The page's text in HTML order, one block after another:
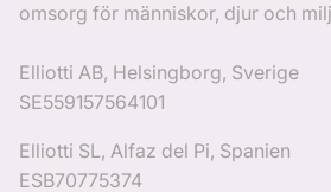
omsorg för människor, djur och
Elliotti AB, Helsingborg, Sverige
SE559157564101
Elliotti SL, Alfaz del Pi, Spanien
ESB70775374